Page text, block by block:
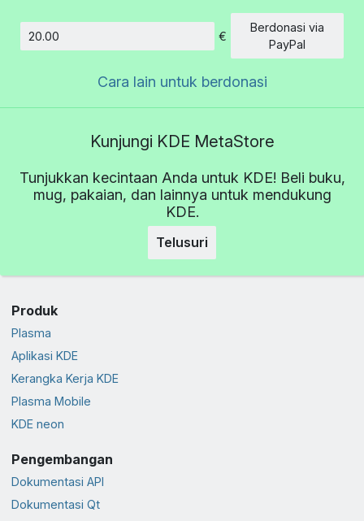
€
Berdonasi via
PayPal
Cara lain untuk berdonasi
Kunjungi KDE MetaStore
Tunjukkan kecintaan Anda untuk KDE! Beli buku,
mug, pakaian, dan lainnya untuk mendukung
KDE.
Telusuri
Produk
Plasma
Aplikasi KDE
Kerangka Kerja KDE
Plasma Mobile
KDE neon
Pengembangan
Dokumentasi API
Dokumentasi Qt